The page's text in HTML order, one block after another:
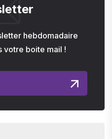
hebdomadaire
votre boite mail !